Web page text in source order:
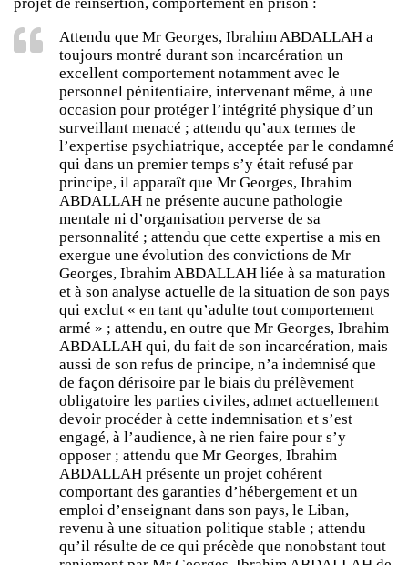
Attendu que Mr Georges, Ibrahim ABDALLAH a
toujours montré durant son incarcération un
excellent comportement notamment avec le
personnel pénitentiaire, intervenant même, à une
occasion pour protéger l’intégrité physique d’un
surveillant menacé ; attendu qu’aux termes de
l’expertise psychiatrique, acceptée par le condamné
qui dans un premier temps s’y était refusé par
principe, il apparaît que Mr Georges, Ibrahim
ABDALLAH ne présente aucune pathologie
mentale ni d’organisation perverse de sa
personnalité ; attendu que cette expertise a mis en
exergue une évolution des convictions de Mr
Georges, Ibrahim ABDALLAH liée à sa maturation
et à son analyse actuelle de la situation de son pays
qui exclut « en tant qu’adulte tout comportement
armé » ; attendu, en outre que Mr Georges, Ibrahim
ABDALLAH qui, du fait de son incarcération, mais
aussi de son refus de principe, n’a indemnisé que
de façon dérisoire par le biais du prélèvement
obligatoire les parties civiles, admet actuellement
devoir procéder à cette indemnisation et s’est
engagé, à l’audience, à ne rien faire pour s’y
opposer ; attendu que Mr Georges, Ibrahim
ABDALLAH présente un projet cohérent
comportant des garanties d’hébergement et un
emploi d’enseignant dans son pays, le Liban,
revenu à une situation politique stable ; attendu
qu’il résulte de ce qui précède que nonobstant tout